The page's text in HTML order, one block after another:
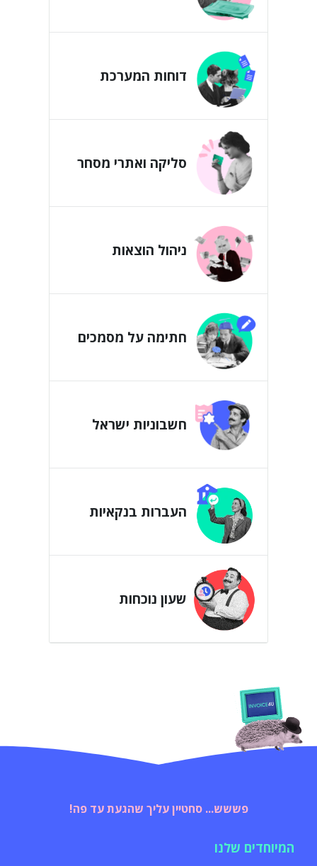
דוחות המערכת
סליקה ואתרי מסחר
ניהול הוצאות
חתימה על מסמכים
חשבוניות ישראל
העברות בנקאיות
שעון נוכחות
פששש... סחטיין עליך שהגעת עד פה!
המיוחדים שלנו